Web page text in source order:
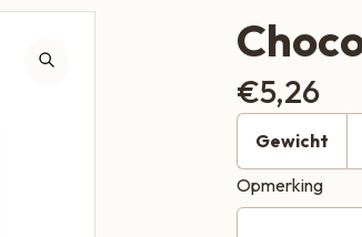
- 18:00
09:00 - 17:30
€5,26
Gewicht
Opmerking